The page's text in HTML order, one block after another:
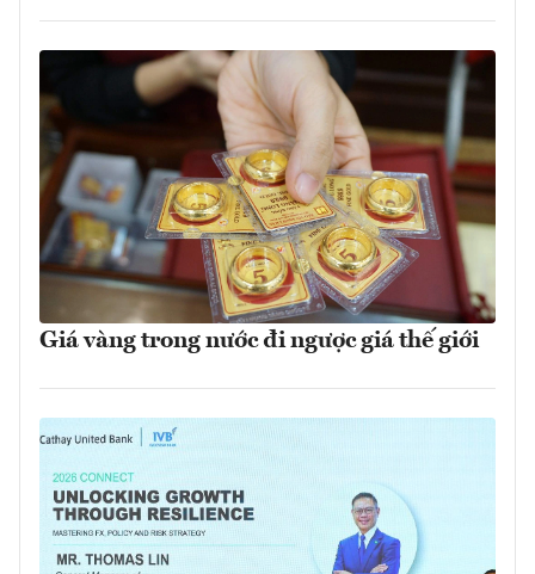
Giá vàng trong nước đi ngược giá thế giới